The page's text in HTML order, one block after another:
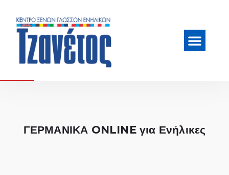
ΓΕΡΜΑΝΙΚΑ ONLINE για Ενήλικες